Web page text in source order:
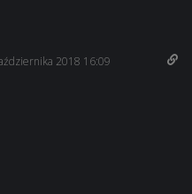
2018 16:09